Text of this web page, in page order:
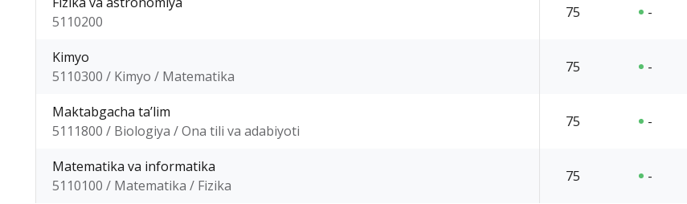
5110200
75 -
Kimyo
5110300 / Kimyo / Matematika
75 -
Maktabgacha ta’lim
5111800 / Biologiya / Ona tili va adabiyoti
75 -
Matematika va informatika
5110100 / Matematika / Fizika
75 -